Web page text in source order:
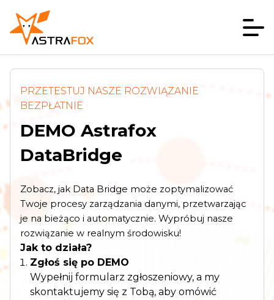
PRZETESTUJ NASZE ROZWIĄZANIE
BEZPŁATNIE
DEMO Astrafox
DataBridge
Zobacz, jak Data Bridge może zoptymalizować
Twoje procesy zarządzania danymi, przetwarzając
je na bieżąco i automatycznie. Wypróbuj nasze
rozwiązanie w realnym środowisku!
Jak to działa?
Zgłoś się po DEMO
Wypełnij formularz zgłoszeniowy, a my
skontaktujemy się z Tobą, aby omówić